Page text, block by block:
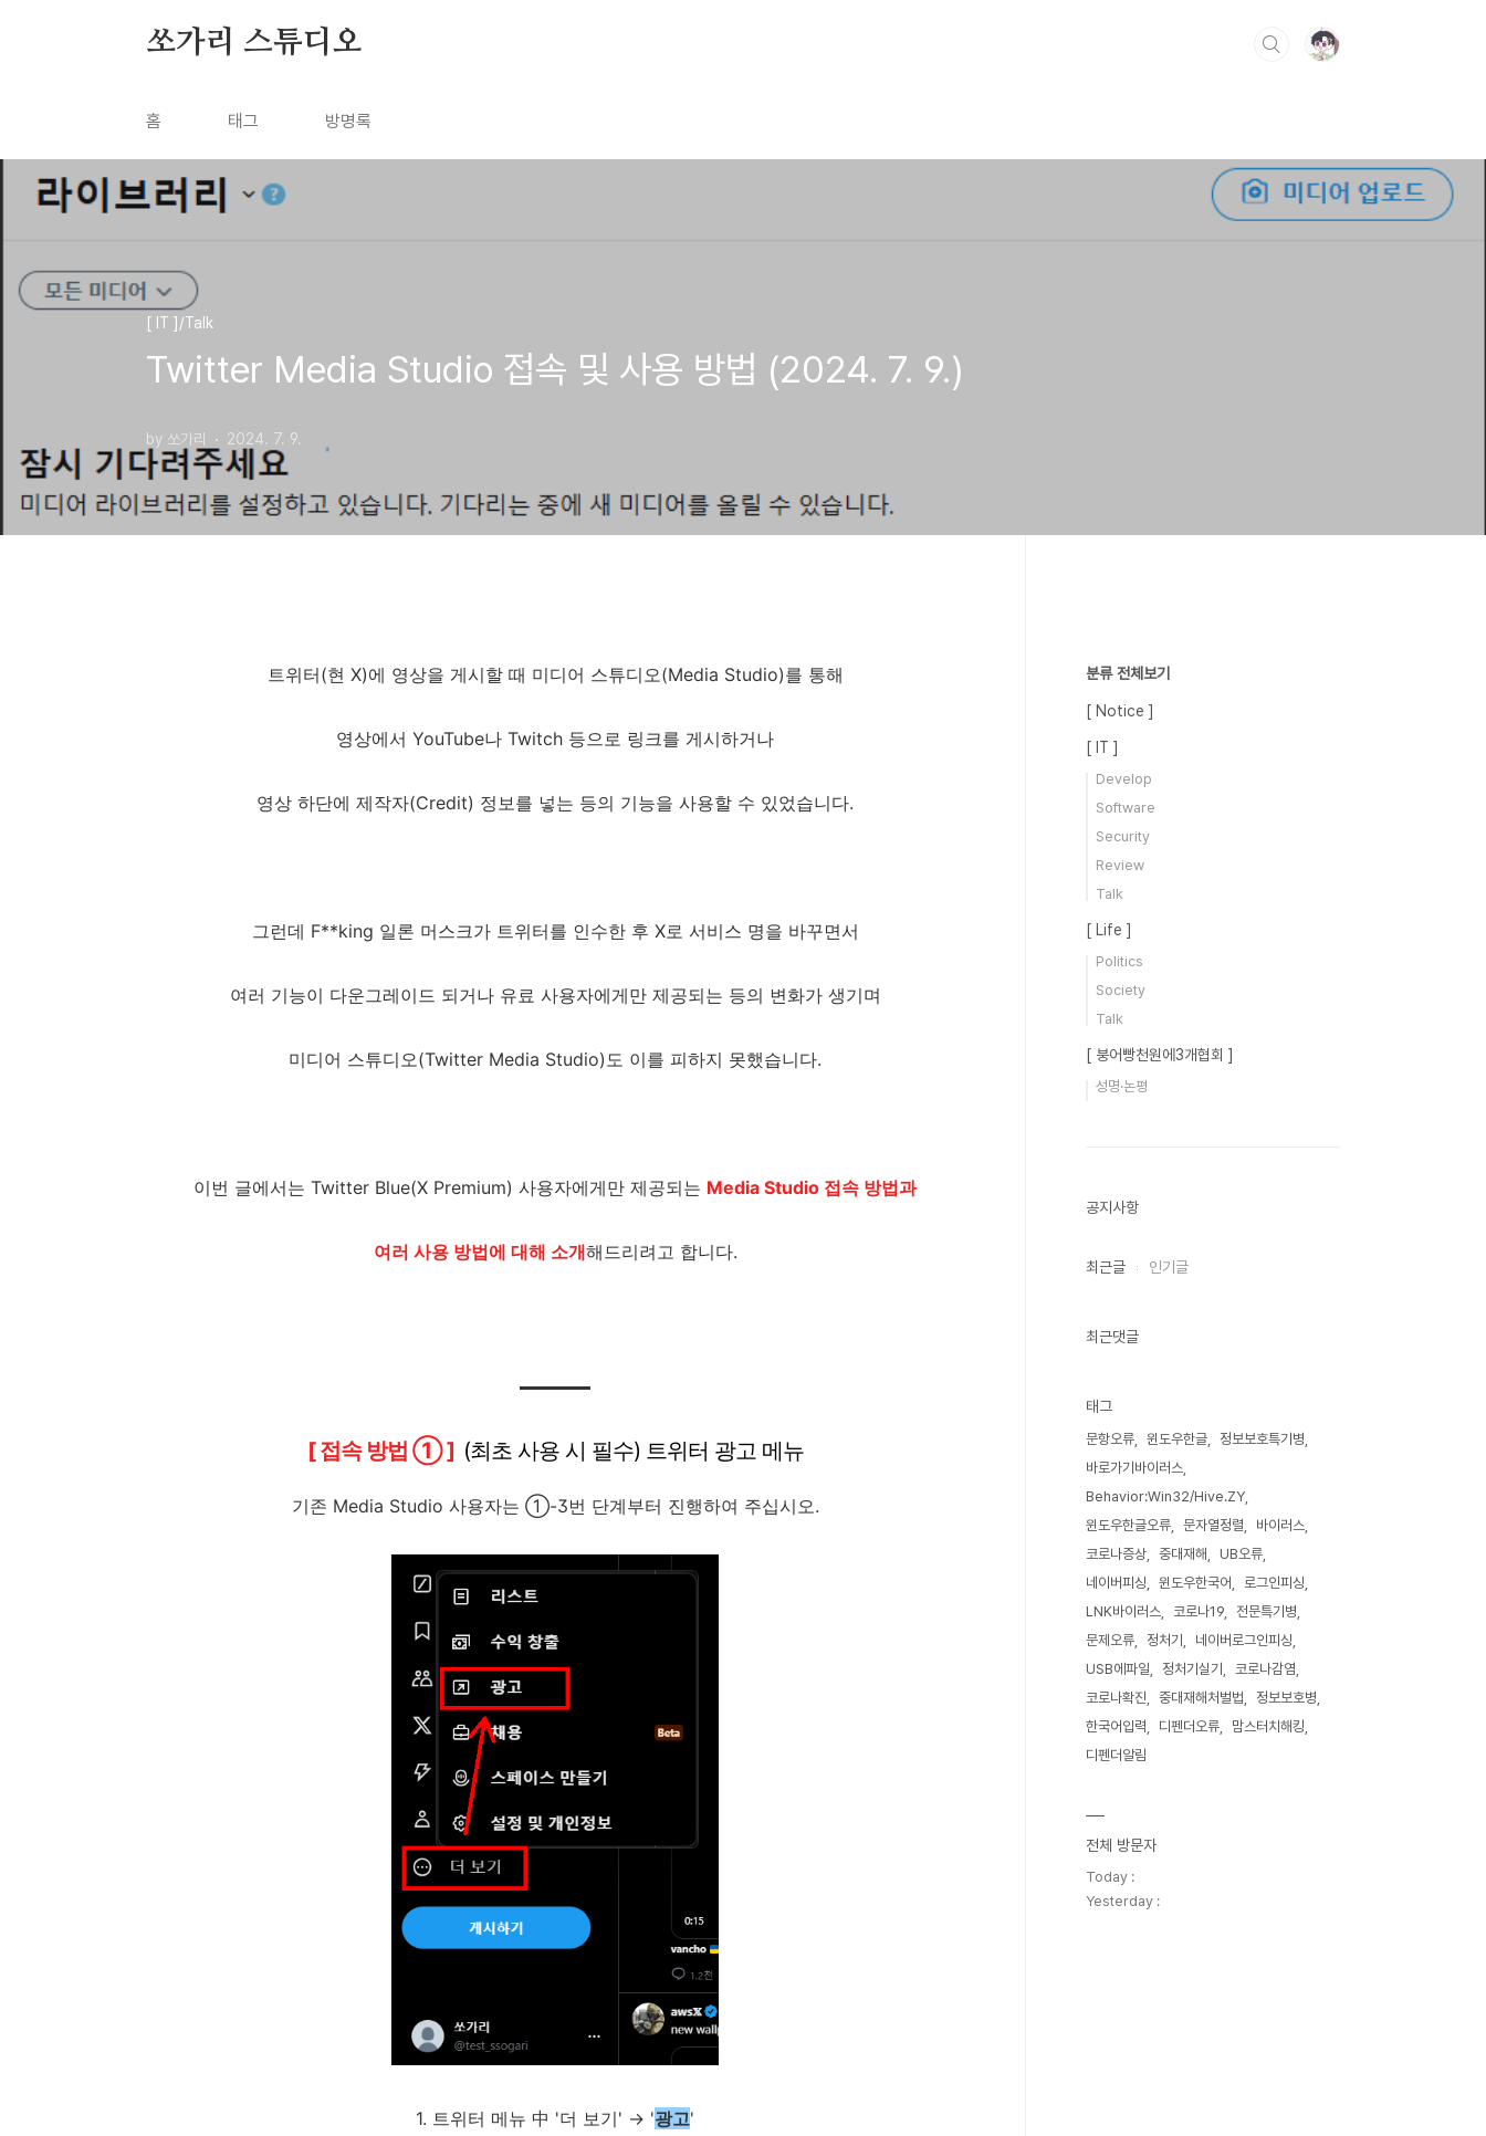
쏘가리 스튜디오
홈 태그 방명록
[ IT ]/Talk
Twitter Media Studio 접속 및 사용 방법 (2024. 7. 9.)
by 쏘가리 2024. 7. 9.
트위터(현 X)에 영상을 게시할 때 미디어 스튜디오(Media Studio)를 통해
영상에서 YouTube나 Twitch 등으로 링크를 게시하거나
영상 하단에 제작자(Credit) 정보를 넣는 등의 기능을 사용할 수 있었습니다.
그런데 F**king 일론 머스크가 트위터를 인수한 후 X로 서비스 명을 바꾸면서
여러 기능이 다운그레이드 되거나 유료 사용자에게만 제공되는 등의 변화가 생기며
미디어 스튜디오(Twitter Media Studio)도 이를 피하지 못했습니다.
이번 글에서는 Twitter Blue(X Premium) 사용자에게만 제공되는 Media Studio 접속 방법과
여러 사용 방법에 대해 소개해드리려고 합니다.
[ 접속 방법 ① ] (최초 사용 시 필수) 트위터 광고 메뉴
기존 Media Studio 사용자는 ①-3번 단계부터 진행하여 주십시오.
1. 트위터 메뉴 中 '더 보기' → '광고'
분류 전체보기
[ Notice ]
[ IT ]
Develop
Software
Security
Review
Talk
[ Life ]
Politics
Society
Talk
[ 붕어빵천원에3개협회 ]
성명·논평
공지사항
최근글 인기글
최근댓글
태그
문항오류 윈도우한글
정보보호특기병
바로가기바이러스
Behavior:Win32/Hive.ZY
윈도우한글오류
문자열정렬
바이러스
코로나증상
중대재해
UB오류
네이버피싱
윈도우한국어
로그인피싱
LNK바이러스
코로나19
전문특기병
문제오류
정처기
네이버로그인피싱
USB에파일
정처기실기
코로나감염
코로나확진
중대재해처벌법
정보보호병
한국어입력
디펜더오류
맘스터치해킹
디펜더알림
전체 방문자
Today :
Yesterday :